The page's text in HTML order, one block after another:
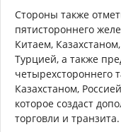
Стороны также
пятистороннего
Китаем,
Турцией, а также
четырехстороннего
Казахстаном,
которое создаст
торговли и транзита.